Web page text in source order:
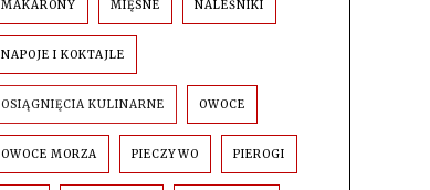
MAKARONY MIĘSNE NALEŚNIKI
NAPOJE I KOKTAJLE
OSIĄGNIĘCIA KULINARNE OWOCE
OWOCE MORZA PIECZYWO PIEROGI